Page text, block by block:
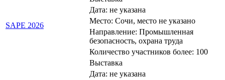
SAPE 2026
Дата: не указана
Место: Сочи, место не указано
Направление: Промышленная
безопасность, охрана труда
Количество участников более: 100
Выставка
Дата: не указана